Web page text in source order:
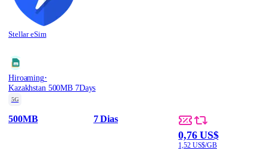
Stellar eSim
Hiroaming·
Kazakhstan 500MB 7Days
5G
500MB 7 Dias
0,76 US$
1,52 US$/GB